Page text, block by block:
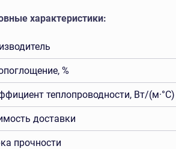
характеристики:
%
теплопроводности, Вт/(м·°C)
доставки
прочности